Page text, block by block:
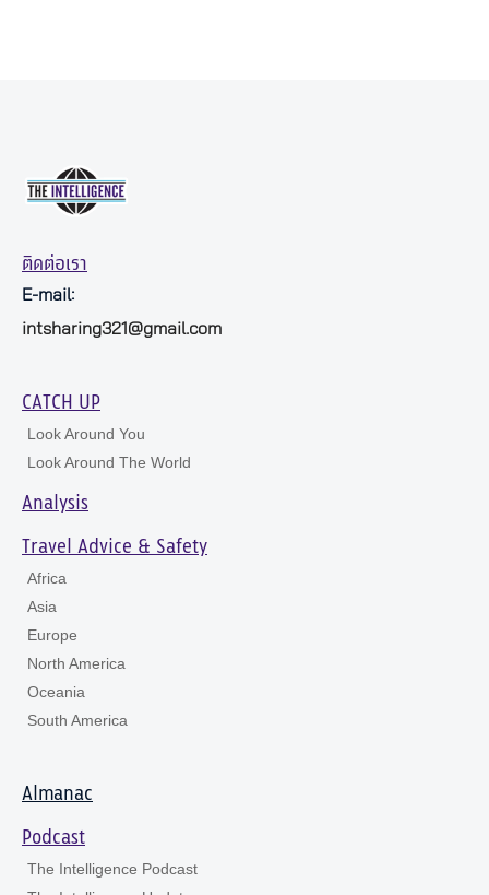
ติดต่อเรา
E-mail:
intsharing321@gmail.com
CATCH UP
Look Around You
Look Around The World
Analysis
Travel Advice & Safety
Africa
Asia
Europe
North America
Oceania
South America
Almanac
Podcast
The Intelligence Podcast